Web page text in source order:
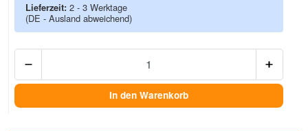
Lieferzeit: 2 - 3 Werktage
(DE - Ausland abweichend)
In den Warenkorb